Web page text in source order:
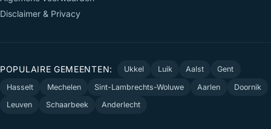
Disclaimer & Privacy
POPULAIRE GEMEENTEN: Ukkel Luik Aalst
Gent
Hasselt
Mechelen Sint-Lambrechts-Woluwe Aarlen
Doornik
Leuven
Schaarbeek Anderlecht